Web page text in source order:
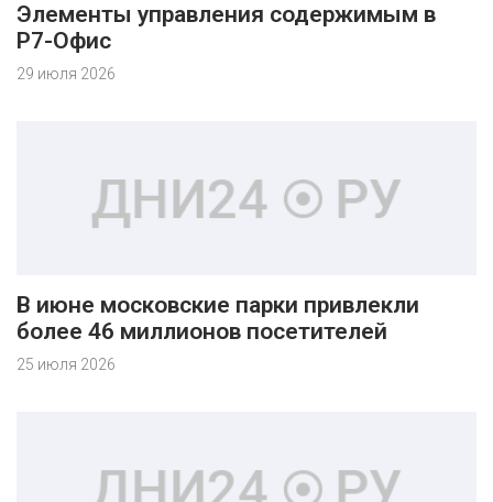
Элементы управления содержимым в
Р7-Офис
29 июля 2026
В июне московские парки привлекли
более 46 миллионов посетителей
25 июля 2026